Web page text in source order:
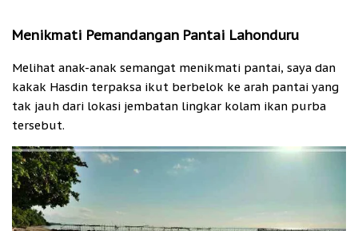
Menikmati Pemandangan Pantai Lahonduru
Melihat anak-anak semangat menikmati pantai, saya dan
kakak Hasdin terpaksa ikut berbelok ke arah pantai yang
tak jauh dari lokasi jembatan lingkar kolam ikan purba
tersebut.